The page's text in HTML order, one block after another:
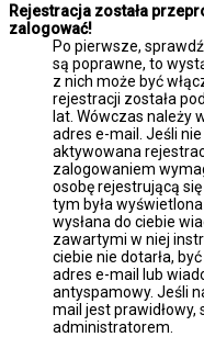
Rejestracja została
zalogować!
Po pierwsze,
są poprawne, to
z nich może być
rejestracji została
lat. Wówczas należy
adres e-mail. Jeśli
aktywowana
zalogowaniem
osobę rejestrującą
tym była
wysłana do ciebie
zawartymi w niej
ciebie nie dotarła,
adres e-mail lub
antyspamowy. Jeśli
mail jest
administratorem.